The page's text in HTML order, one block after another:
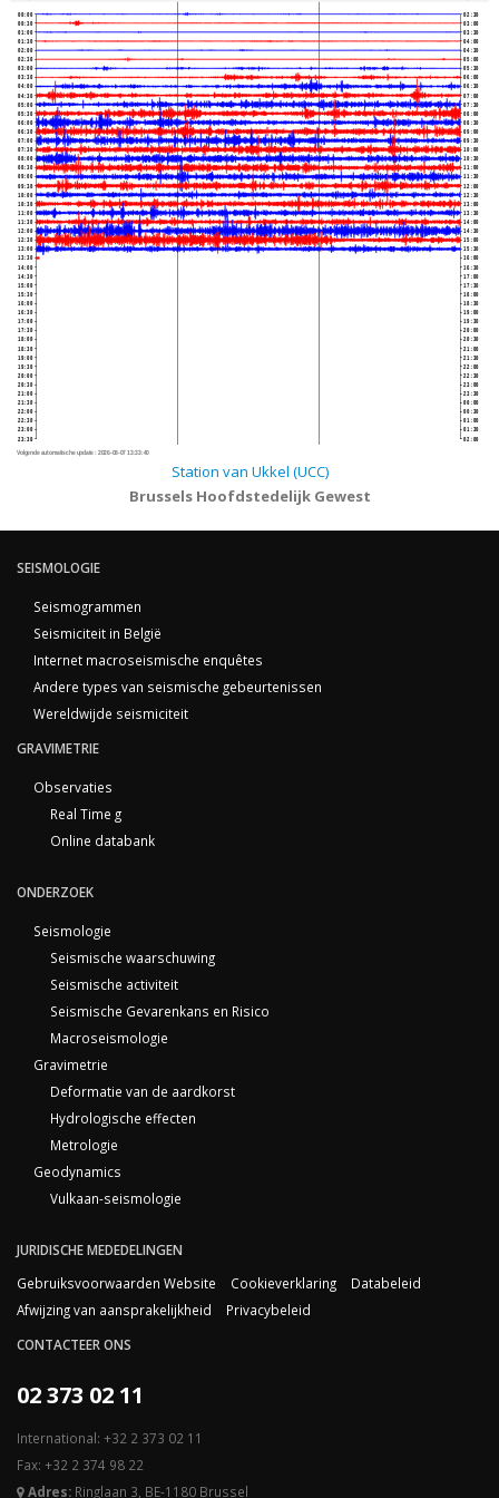
00:00
00:30
01:00
01:30
02:00
02:30
03:00
03:30
04:00
04:30
05:00
05:30
06:00
06:30
07:00
07:30
08:00
08:30
09:00
09:30
10:00
10:30
11:00
11:30
12:00
12:30
13:00
13:30
14:00
14:30
15:00
15:30
16:00
16:30
17:00
17:30
18:00
18:30
19:00
19:30
20:00
20:30
21:00
21:30
22:00
22:30
23:00
23:30
02:30
03:00
03:30
04:00
04:30
05:00
05:30
06:00
06:30
07:00
07:30
08:00
08:30
09:00
09:30
10:00
10:30
11:00
11:30
12:00
12:30
13:00
13:30
14:00
14:30
15:00
15:30
16:00
16:30
17:00
17:30
18:00
18:30
19:00
19:30
20:00
20:30
21:00
21:30
22:00
22:30
23:00
23:30
00:00
00:30
01:00
01:30
02:00
Volgende automatische update : 2026-08-07 13:33:40
Station van Ukkel (UCC)
Brussels Hoofdstedelijk Gewest
SEISMOLOGIE
Seismogrammen
Seismiciteit in België
Internet macroseismische enquêtes
Andere types van seismische gebeurtenissen
Wereldwijde seismiciteit
GRAVIMETRIE
Observaties
Real Time g
Online databank
ONDERZOEK
Seismologie
Seismische waarschuwing
Seismische activiteit
Seismische Gevarenkans en Risico
Macroseismologie
Gravimetrie
Deformatie van de aardkorst
Hydrologische effecten
Metrologie
Geodynamics
Vulkaan-seismologie
JURIDISCHE MEDEDELINGEN
Gebruiksvoorwaarden Website
Cookieverklaring
Databeleid
Afwijzing van aansprakelijkheid
Privacybeleid
CONTACTEER ONS
02 373 02 11
International: +32 2 373 02 11
Fax: +32 2 374 98 22
Adres: Ringlaan 3, BE-1180 Brussel